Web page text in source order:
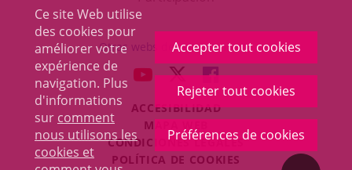
Ce site Web utilise
des cookies pour
améliorer votre
expérience de
navigation. Plus
d'informations
sur comment
nous utilisons les
cookies et
Accepter tout cookies
Rejeter tout cookies
Préférences de cookies
una
ventana
nueva.
externa.
Otras webs del ayuntamiento
ENLACE
UNA
APLICACIÓN
EXTERNA.
ENLACE
A
UNA
APLICACIÓN
EXTERNA.
ENLACE
A
UNA
APLICACIÓN
EXTERNA.
ACCESIBILIDAD
MAPA WEB
CONDICIONES LEGALES
POLÍTICA DE COOKIES